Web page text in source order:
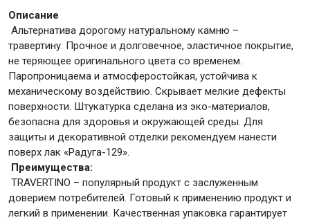
Описание
Альтернатива дорогому натуральному камню –
травертину. Прочное и долговечное, эластичное покрытие,
не теряющее оригинального цвета со временем.
Паропроницаема и атмосферостойкая, устойчива к
механическому воздействию. Скрывает мелкие дефекты
поверхности. Штукатурка сделана из эко-материалов,
безопасна для здоровья и окружающей среды. Для
защиты и декоративной отделки рекомендуем нанести
поверх лак «Радуга-129».
Преимущества:
TRAVERTINO – популярный продукт с заслуженным
доверием потребителей. Готовый к применению продукт и
легкий в применении. Качественная упаковка гарантирует
Ещё 2
Сантехника
Крепежи
Анкеры